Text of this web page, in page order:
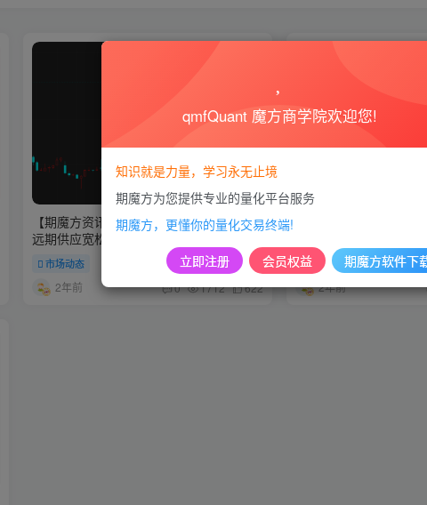
【期魔方资讯】氧化铝期货飙升创新高，
远期供应宽松预期引关注
市场动态
2年前 0 1712 622
【期魔方资讯】氧化
市场动态
2年前
qmfQuant 魔方商学院欢迎您!
知识就是力量，学习永无止境
期魔方为您提供专业的量化平台服务
期魔方，更懂你的量化交易终端!
立即注册 会员权益 期魔方软件下